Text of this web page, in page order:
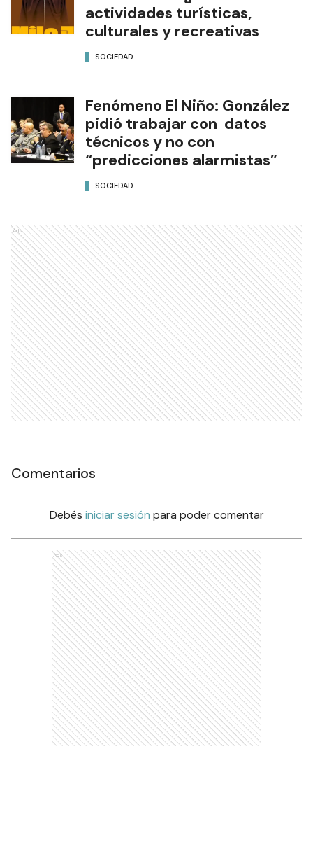
actividades turísticas,
culturales y recreativas
SOCIEDAD
Fenómeno El Niño: González
pidió trabajar con datos
técnicos y no con
“predicciones alarmistas”
SOCIEDAD
Ads
Comentarios
Debés iniciar sesión para poder comentar
Ads